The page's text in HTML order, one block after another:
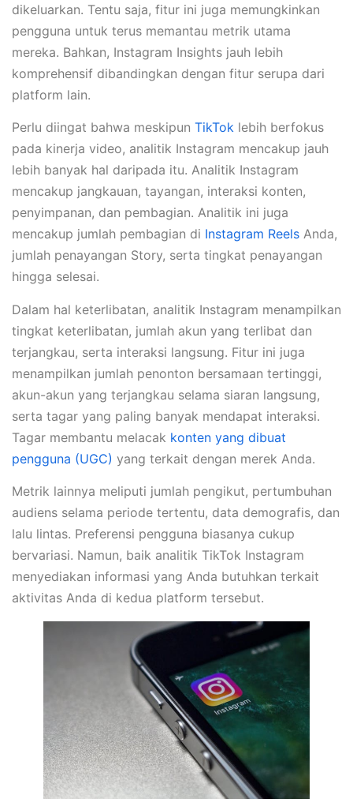
dikeluarkan. Tentu saja, fitur ini juga memungkinkan
pengguna untuk terus memantau metrik utama
mereka. Bahkan, Instagram Insights jauh lebih
komprehensif dibandingkan dengan fitur serupa dari
platform lain.
Perlu diingat bahwa meskipun TikTok lebih berfokus
pada kinerja video, analitik Instagram mencakup jauh
lebih banyak hal daripada itu. Analitik Instagram
mencakup jangkauan, tayangan, interaksi konten,
penyimpanan, dan pembagian. Analitik ini juga
mencakup jumlah pembagian di Instagram Reels Anda,
jumlah penayangan Story, serta tingkat penayangan
hingga selesai.
Dalam hal keterlibatan, analitik Instagram menampilkan
tingkat keterlibatan, jumlah akun yang terlibat dan
terjangkau, serta interaksi langsung. Fitur ini juga
menampilkan jumlah penonton bersamaan tertinggi,
akun-akun yang terjangkau selama siaran langsung,
serta tagar yang paling banyak mendapat interaksi.
Tagar membantu melacak konten yang dibuat
pengguna (UGC) yang terkait dengan merek Anda.
Metrik lainnya meliputi jumlah pengikut, pertumbuhan
audiens selama periode tertentu, data demografis, dan
lalu lintas. Preferensi pengguna biasanya cukup
bervariasi. Namun, baik analitik TikTok Instagram
menyediakan informasi yang Anda butuhkan terkait
aktivitas Anda di kedua platform tersebut.